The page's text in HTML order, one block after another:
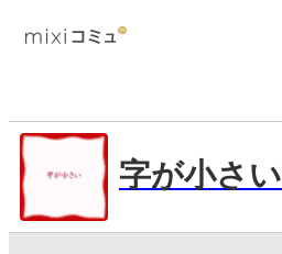
字が小さい